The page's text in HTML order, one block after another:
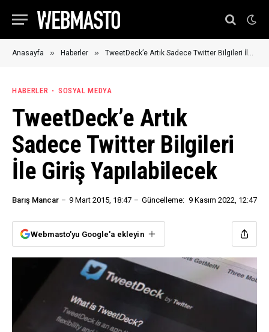
Anasayfa » Haberler » TweetDeck’e Artık Sadece Twitter Bilgileri İle Giriş Yapılabilecek
HABERLER SOSYAL MEDYA
TweetDeck’e Artık
Sadece Twitter Bilgileri
İle Giriş Yapılabilecek
Barış Mancar 9 Mart 2015, 18:47 Güncelleme: 9 Kasım 2022, 12:47
Webmasto'yu Google'a ekleyin